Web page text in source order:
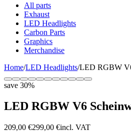
All parts
Exhaust
LED Headlights
Carbon Parts
Graphics
Merchandise
Home/LED Headlights/LED RGBW
save 30%
LED RGBW V6
209,00 €299,00 €incl. VAT